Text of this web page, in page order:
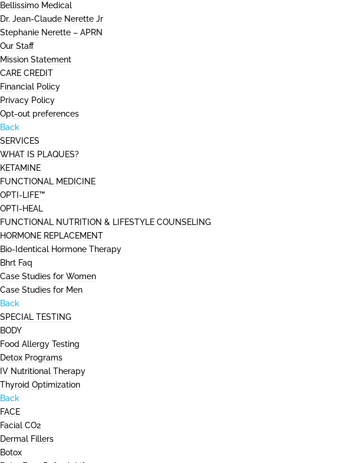
Bellissimo Medical
Dr. Jean-Claude Nerette Jr
Stephanie Nerette – APRN
Our Staff
Mission Statement
CARE CREDIT
Financial Policy
Privacy Policy
Opt-out preferences
Back
SERVICES
WHAT IS PLAQUES?
KETAMINE
FUNCTIONAL MEDICINE
OPTI-LIFE™
OPTI-HEAL
FUNCTIONAL NUTRITION & LIFESTYLE COUNSELING
HORMONE REPLACEMENT
Bio-Identical Hormone Therapy
Bhrt Faq
Case Studies for Women
Case Studies for Men
Back
SPECIAL TESTING
BODY
Food Allergy Testing
Detox Programs
IV Nutritional Therapy
Thyroid Optimization
Back
FACE
Facial CO2
Dermal Fillers
Botox